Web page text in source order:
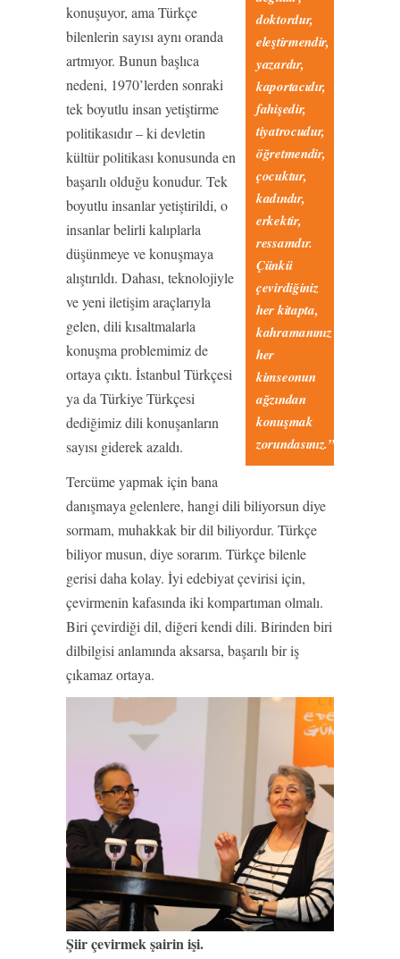
doktordur,
eleştirmendir,
yazardır,
kaportacıdır,
fahişedir,
tiyatrocudur,
öğretmendir,
çocuktur,
kadındır,
erkektir,
ressamdır.
Çünkü
çevirdiğiniz
her kitapta,
kahramanınız
her
kimseonun
ağzından
konuşmak
zorundasınız.”
konuşuyor, ama Türkçe
bilenlerin sayısı aynı oranda
artmıyor. Bunun başlıca
nedeni, 1970’lerden sonraki
tek boyutlu insan yetiştirme
politikasıdır – ki devletin
kültür politikası konusunda en
başarılı olduğu konudur. Tek
boyutlu insanlar yetiştirildi, o
insanlar belirli kalıplarla
düşünmeye ve konuşmaya
alıştırıldı. Dahası, teknolojiyle
ve yeni iletişim araçlarıyla
gelen, dili kısaltmalarla
konuşma problemimiz de
ortaya çıktı. İstanbul Türkçesi
ya da Türkiye Türkçesi
dediğimiz dili konuşanların
sayısı giderek azaldı.
Tercüme yapmak için bana
danışmaya gelenlere, hangi dili biliyorsun diye
sormam, muhakkak bir dil biliyordur. Türkçe
biliyor musun, diye sorarım. Türkçe bilenle
gerisi daha kolay. İyi edebiyat çevirisi için,
çevirmenin kafasında iki kompartıman olmalı.
Biri çevirdiği dil, diğeri kendi dili. Birinden biri
dilbilgisi anlamında aksarsa, başarılı bir iş
çıkamaz ortaya.
Şiir çevirmek şairin işi.